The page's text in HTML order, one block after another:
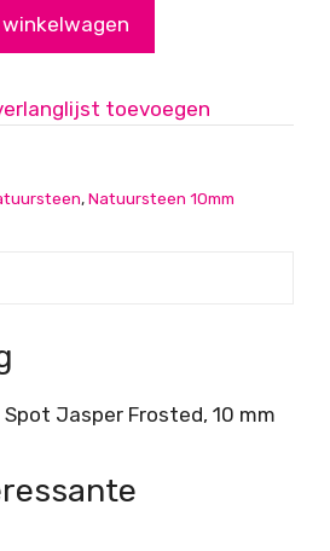
Jasper
10
mm
toevoegen
,Natuursteen 10mm
Jasper Frosted, 10 mm